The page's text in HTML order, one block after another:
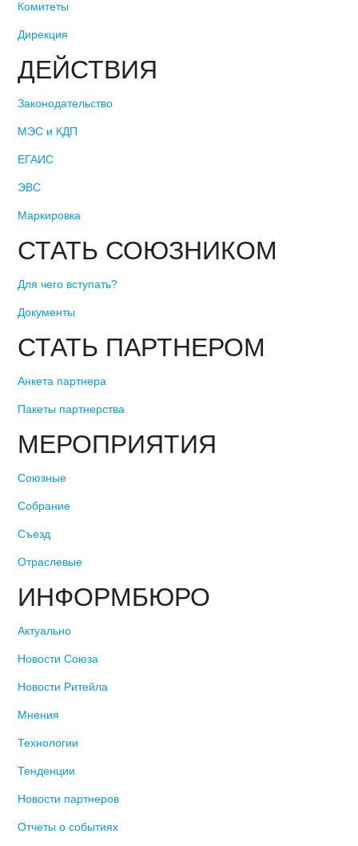
Комитеты
Дирекция
ДЕЙСТВИЯ
Законодательство
МЭС и КДП
ЕГАИС
ЭВС
Маркировка
СТАТЬ СОЮЗНИКОМ
Для чего вступать?
Документы
СТАТЬ ПАРТНЕРОМ
Анкета партнера
Пакеты партнерства
МЕРОПРИЯТИЯ
Союзные
Собрание
Съезд
Отраслевые
ИНФОРМБЮРО
Актуально
Новости Союза
Новости Ритейла
Мнения
Технологии
Тенденции
Новости партнеров
Отчеты о событиях